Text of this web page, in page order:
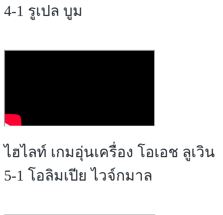
4-1 รูเปล บูม
ไฮไลท์ เกมอุ่นเครื่อง โอเอช ลูเวิน
5-1 โอลิมเปีย ไวจ์กมาล